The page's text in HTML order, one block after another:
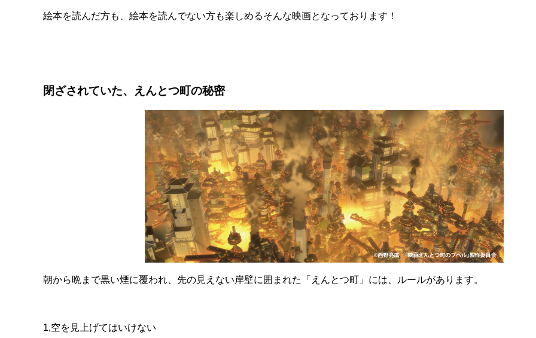
絵本を読んだ方も、絵本を読んでない方も楽しめるそんな映画となっております！
閉ざされていた、えんとつ町の秘密
朝から晩まで黒い煙に覆われ、先の見えない岸壁に囲まれた「えんとつ町」には、ルールがあります。
1,空を見上げてはいけない